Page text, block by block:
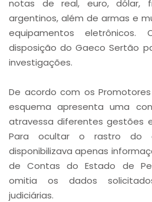
notas de real, euro, dólar,
argentinos, além de armas e
equipamentos
disposição do Gaeco Sertão
investigações.
De acordo com os
esquema apresenta uma
atravessa diferentes gestões
Para ocultar o rastro do
disponibilizava apenas
de Contas do Estado de
omitia os dados
judiciárias.